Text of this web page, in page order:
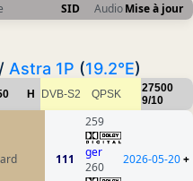
SID AudioMise à jour
/ Astra 1P (19.2°E)
H DVB-S2 QPSK
27500
9/10
111
259
ger
260
2026-05-20+